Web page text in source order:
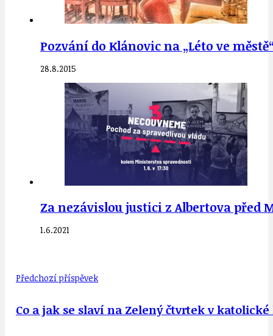
Pozvání do Klánovic na „Léto ve
28.8.2015
Za nezávislou justici z Albertova před
1.6.2021
Předchozí příspěvek
Co a jak se slaví na Zelený čtvrtek v